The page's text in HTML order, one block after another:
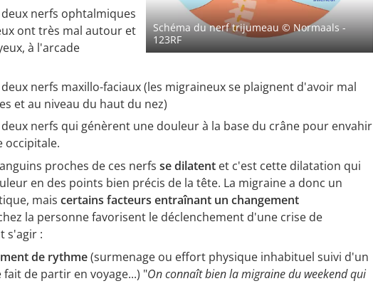
Schéma du nerf trijumeau© Normaals -
123RF
nerfs ophtalmiques
ont très mal autour et
à l'arcade
nerfs maxillo-faciaux (les migraineux se plaignent d'avoir mal
et au niveau du haut du nez)
nerfs qui génèrent une douleur à la base du crâne pour envahir
occipitale.
proches de ces nerfs se dilatent et c'est cette dilatation qui
en des points bien précis de la tête. La migraine a donc un
mais certains facteurs entraînant un changement
la personne favorisent le déclenchement d'une crise de
s'agir :
de rythme(surmenage ou effort physique inhabituel suivi d'un
de partir en voyage...) "On connaît bien la migraine du weekend qui